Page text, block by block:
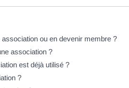
ou en devenir membre ?
association ?
est déjà utilisé ?
?